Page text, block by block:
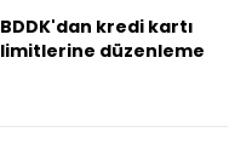
BDDK'dan kredi kartı
limitlerine düzenleme